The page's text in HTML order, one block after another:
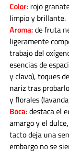
Color: rojo
limpio y brillante.
Aroma: de fruta
ligeramente
trabajo del
esencias de
y clavo), toques
nariz tras
y florales
Boca: destaca el
amargo y el
tacto deja una
embargo no se